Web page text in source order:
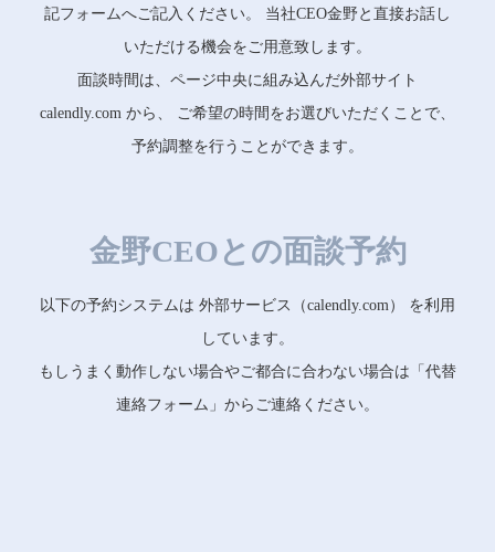
記フォームへご記入ください。 当社CEO金野と直接お話し
いただける機会をご用意致します。
面談時間は、ページ中央に組み込んだ外部サイト
calendly.com から、 ご希望の時間をお選びいただくことで、
予約調整を行うことができます。
金野CEOとの面談予約
以下の予約システムは 外部サービス（calendly.com） を利用
しています。
もしうまく動作しない場合やご都合に合わない場合は「代替
連絡フォーム」からご連絡ください。